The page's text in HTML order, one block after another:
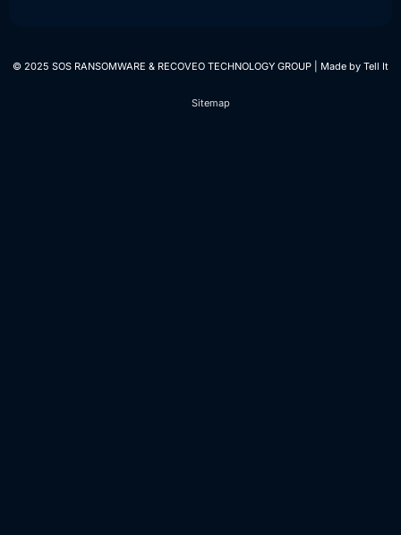
© 2025 SOS RANSOMWARE & RECOVEO TECHNOLOGY GROUP | Made by Tell It
Sitemap